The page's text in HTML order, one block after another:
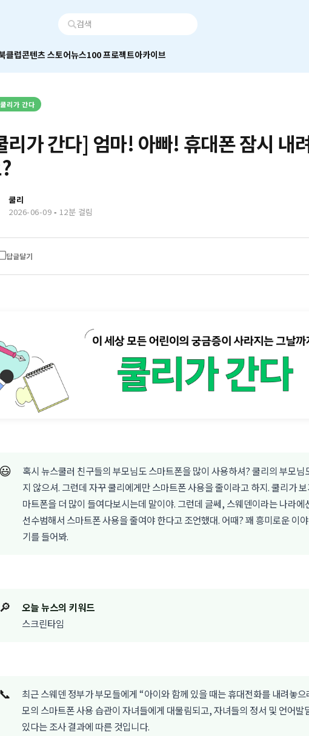
클럽콘텐츠 스토어뉴스100 프로젝트아카이브
리가 간다
리가 간다] 엄마! 아빠! 휴대폰 잠시 내
쿨리
2026-06-09 - 12분 걸림
답글달기
😃
혹시 뉴스쿨러 친구들의 부모님도 스마트폰을 많이 사용하셔? 쿨리의 부모
지 않으셔. 그런데 자꾸 쿨리에게만 스마트폰 사용을 줄이라고 하지. 쿨리가
마트폰을 더 많이 들여다보시는데 말이야. 그런데 글쎄, 스웨덴이라는 나라
선수범해서 스마트폰 사용을 줄여야 한다고 조언했대. 어때? 꽤 흥미로운 이
기를 들어봐.
🔎
오늘 뉴스의 키워드
스크린타임
📞
최근 스웨덴 정부가 부모들에게 “아이와 함께 있을 때는 휴대전화를 내려놓
모의 스마트폰 사용 습관이 자녀들에게 대물림되고, 자녀들의 정서 및 언어발
있다는 조사 결과에 따른 것입니다.